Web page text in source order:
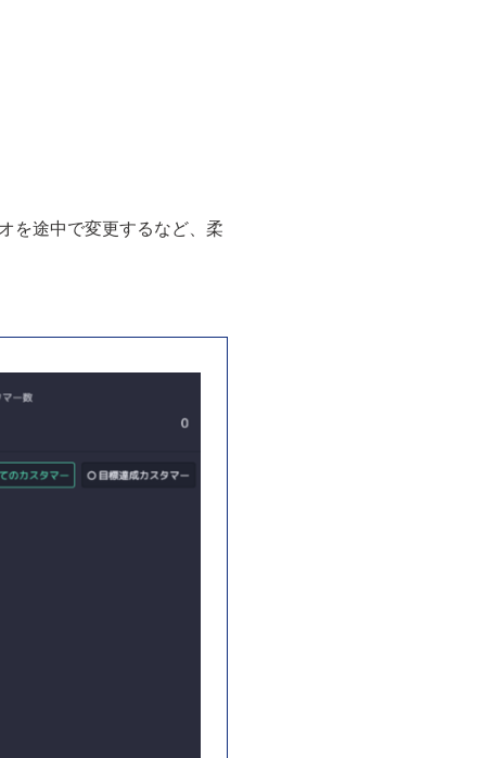
を途中で変更するなど、柔